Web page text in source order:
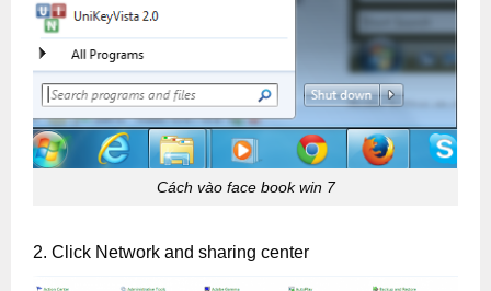
Cách vào face book win 7
2. Click Network and sharing center